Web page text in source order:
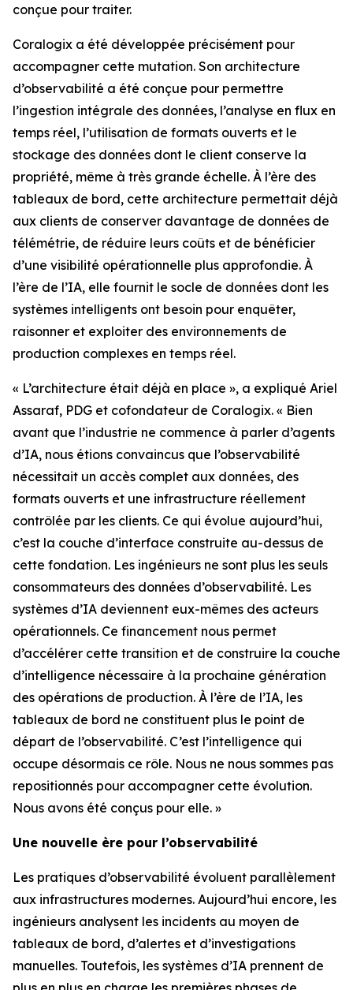
conçue pour traiter.
Coralogix a été développée précisément pour
accompagner cette mutation. Son architecture
d’observabilité a été conçue pour permettre
l’ingestion intégrale des données, l’analyse en flux en
temps réel, l’utilisation de formats ouverts et le
stockage des données dont le client conserve la
propriété, même à très grande échelle. À l’ère des
tableaux de bord, cette architecture permettait déjà
aux clients de conserver davantage de données de
télémétrie, de réduire leurs coûts et de bénéficier
d’une visibilité opérationnelle plus approfondie. À
l’ère de l’IA, elle fournit le socle de données dont les
systèmes intelligents ont besoin pour enquêter,
raisonner et exploiter des environnements de
production complexes en temps réel.
« L’architecture était déjà en place », a expliqué Ariel
Assaraf, PDG et cofondateur de Coralogix. « Bien
avant que l’industrie ne commence à parler d’agents
d’IA, nous étions convaincus que l’observabilité
nécessitait un accès complet aux données, des
formats ouverts et une infrastructure réellement
contrôlée par les clients. Ce qui évolue aujourd’hui,
c’est la couche d’interface construite au-dessus de
cette fondation. Les ingénieurs ne sont plus les seuls
consommateurs des données d’observabilité. Les
systèmes d’IA deviennent eux-mêmes des acteurs
opérationnels. Ce financement nous permet
d’accélérer cette transition et de construire la couche
d’intelligence nécessaire à la prochaine génération
des opérations de production. À l’ère de l’IA, les
tableaux de bord ne constituent plus le point de
départ de l’observabilité. C’est l’intelligence qui
occupe désormais ce rôle. Nous ne nous sommes pas
repositionnés pour accompagner cette évolution.
Nous avons été conçus pour elle. »
Une nouvelle ère pour l’observabilité
Les pratiques d’observabilité évoluent parallèlement
aux infrastructures modernes. Aujourd’hui encore, les
ingénieurs analysent les incidents au moyen de
tableaux de bord, d’alertes et d’investigations
manuelles. Toutefois, les systèmes d’IA prennent de